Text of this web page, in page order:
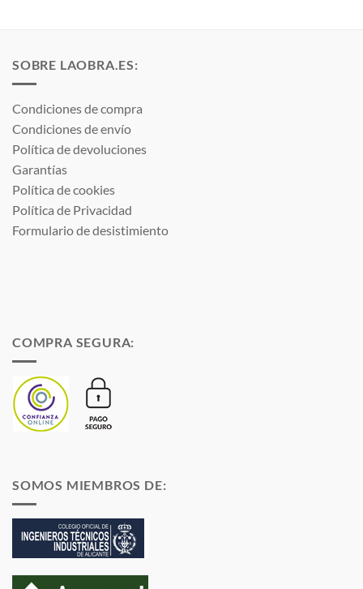
SOBRE LAOBRA.ES:
Condiciones de compra
Condiciones de envío
Política de devoluciones
Garantías
Política de cookies
Política de Privacidad
Formulario de desistimiento
COMPRA SEGURA:
SOMOS MIEMBROS DE: